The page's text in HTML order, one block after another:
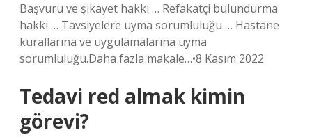
Başvuru ve şikayet hakkı … Refakatçi bulundurma
hakkı … Tavsiyelere uyma sorumluluğu … Hastane
kurallarına ve uygulamalarına uyma
sorumluluğu.Daha fazla makale…•8 Kasım 2022
Tedavi red almak kimin
görevi?